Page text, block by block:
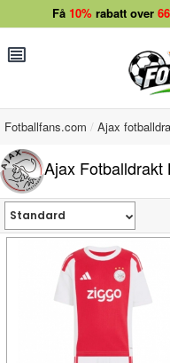
Få 10% rabatt over
󰂩
Fotballfans.com Ajax
Ajax Fotballdrakt